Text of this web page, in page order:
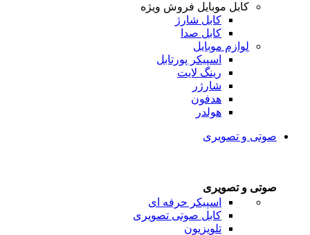
کابل موبایل فروش ویژه
کابل شارژ
کابل صدا
لوازم موبایل
اسپیکر پورتابل
رینگ لایت
شارژر
هدفون
هولدر
صوتی و تصویری
صوتی و تصویری
اسپیکر حرفه ای
کابل صوتی تصویری
تلویزیون